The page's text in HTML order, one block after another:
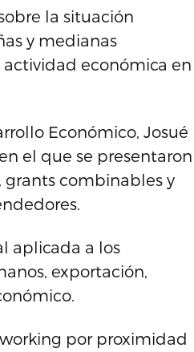
la situación
y medianas
económica en
Económico, Josué
el que se presentaron
grants combinables y
aplicada a los
exportación,
por proximidad